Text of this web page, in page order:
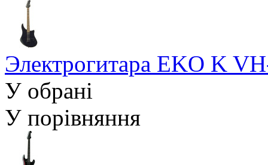
Электрогитара EKO K
У обрані
У порівняння